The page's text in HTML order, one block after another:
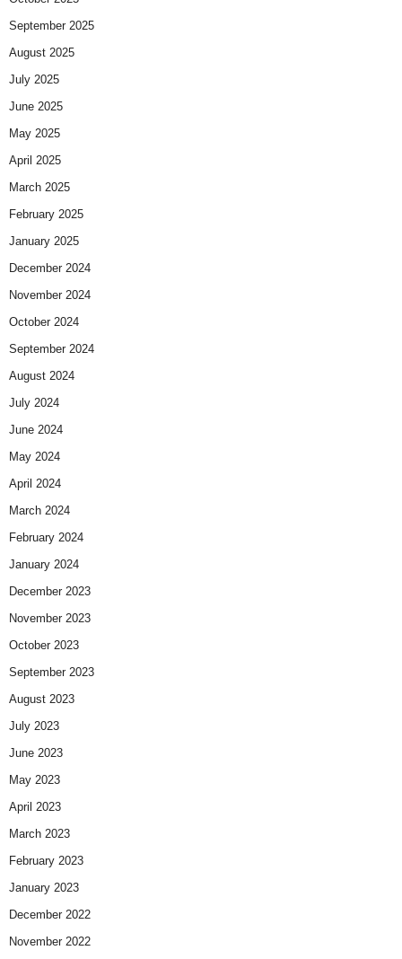
September 2025
August 2025
July 2025
June 2025
May 2025
April 2025
March 2025
February 2025
January 2025
December 2024
November 2024
October 2024
September 2024
August 2024
July 2024
June 2024
May 2024
April 2024
March 2024
February 2024
January 2024
December 2023
November 2023
October 2023
September 2023
August 2023
July 2023
June 2023
May 2023
April 2023
March 2023
February 2023
January 2023
December 2022
November 2022